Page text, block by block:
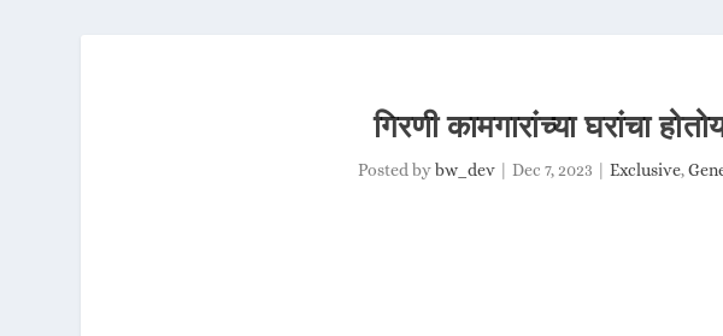
गिरणी कामगारांच्या घरांचा
Posted bybw_dev |Dec 7, 2023 |Exclusive,